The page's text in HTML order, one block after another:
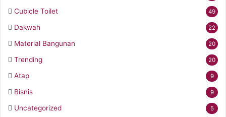
Cubicle Toilet 49
Dakwah 22
Material Bangunan 20
Trending 20
Atap 9
Bisnis 9
Uncategorized 5